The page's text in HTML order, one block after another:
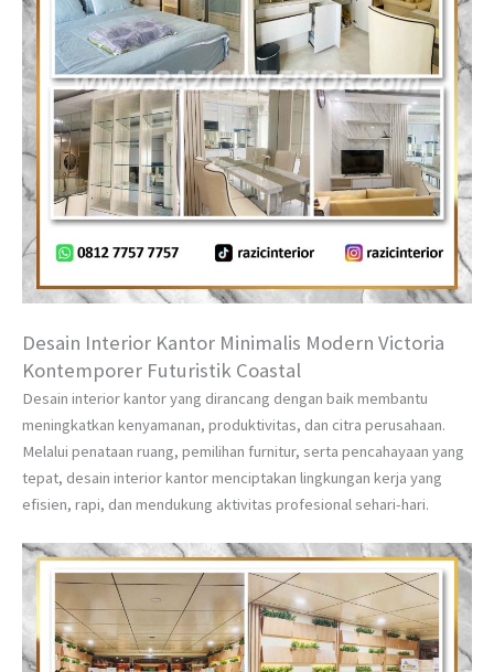
Desain Interior Kantor Minimalis Modern Victoria
Kontemporer Futuristik Coastal
Desain interior kantor yang dirancang dengan baik membantu
meningkatkan kenyamanan, produktivitas, dan citra perusahaan.
Melalui penataan ruang, pemilihan furnitur, serta pencahayaan yang
tepat, desain interior kantor menciptakan lingkungan kerja yang
efisien, rapi, dan mendukung aktivitas profesional sehari-hari.